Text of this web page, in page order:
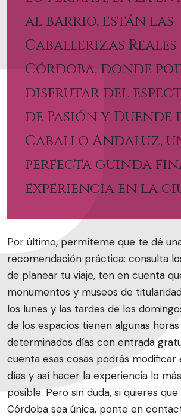
al barrio, están las
Caballerizas Reales
Córdoba, donde
disfrutar del
de Pasión y Duende
Caballo Andaluz,
perfecta guinda
experiencia en la
Por último, permíteme que te dé
recomendación práctica: consulta
de planear tu viaje, ten en cuenta
monumentos y museos de
los lunes y las tardes de los
de los espacios tienen algunas
determinados días con entrada
cuenta esas cosas podrás modificar
días y así hacer la experiencia lo
posible. Pero sin duda, si quieres
Córdoba sea única, ponte en